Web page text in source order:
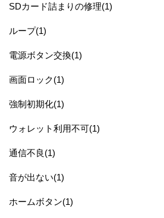
SDカード詰まりの修理(1)
ループ(1)
電源ボタン交換(1)
画面ロック(1)
強制初期化(1)
ウォレット利用不可(1)
通信不良(1)
音が出ない(1)
ホームボタン(1)